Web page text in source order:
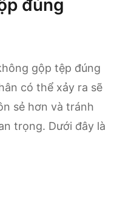
đúng
gộp tệp đúng
có thể xảy ra sẽ
sẻ hơn và tránh
trọng. Dưới đây là